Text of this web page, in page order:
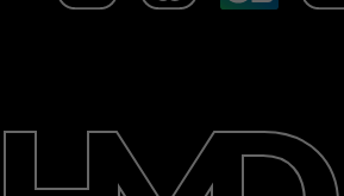
Assistance